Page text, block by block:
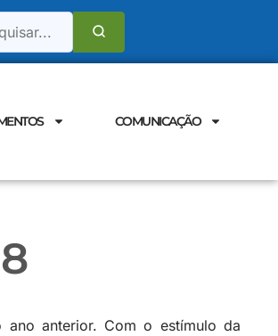
COMUNICAÇÃO
ano anterior. Com o estímulo da